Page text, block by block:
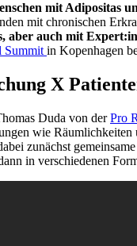
mit Adipositas
mit chronischen
aber auch mit
Summit in Kopenhagen
X
Duda von derPro
wie Räumlichkeiten
zunächst
in verschiedenen